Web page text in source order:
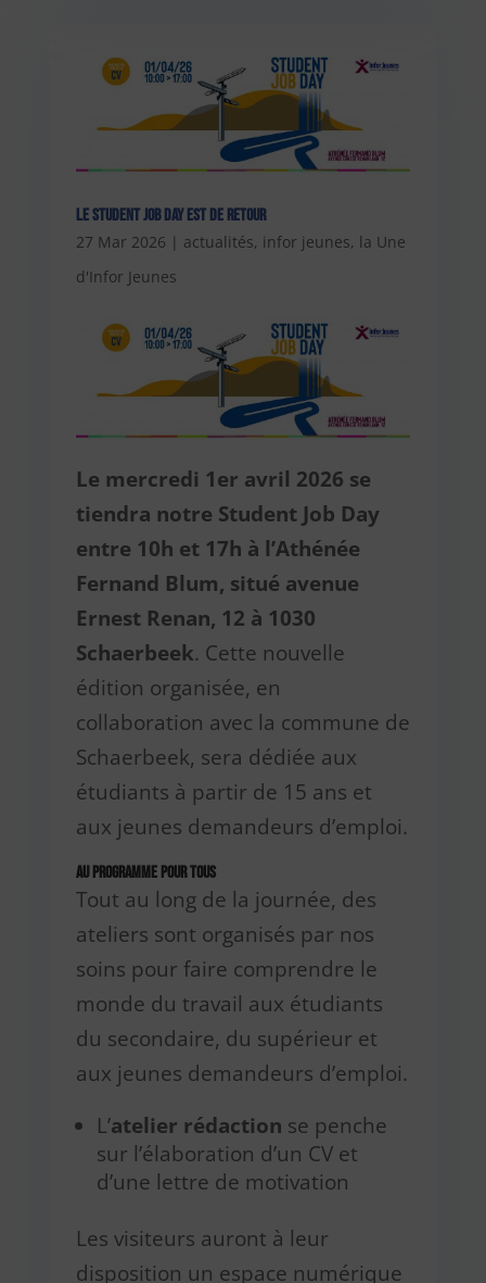
Le Student Job Day est de retour
27 Mar 2026 | actualités, infor jeunes, la Une
d'Infor Jeunes
Le mercredi 1er avril 2026 se
tiendra notre Student Job Day
entre 10h et 17h à l’Athénée
Fernand Blum, situé avenue
Ernest Renan, 12 à 1030
Schaerbeek. Cette nouvelle
édition organisée, en
collaboration avec la commune de
Schaerbeek, sera dédiée aux
étudiants à partir de 15 ans et
aux jeunes demandeurs d’emploi.
Au programme pour tous
Tout au long de la journée, des
ateliers sont organisés par nos
soins pour faire comprendre le
monde du travail aux étudiants
du secondaire, du supérieur et
aux jeunes demandeurs d’emploi.
L’atelier rédaction se penche
sur l’élaboration d’un CV et
d’une lettre de motivation
Les visiteurs auront à leur
disposition un espace numérique